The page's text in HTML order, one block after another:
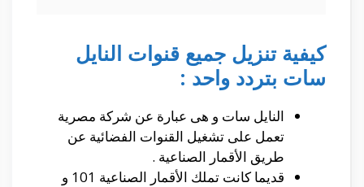
كيفية تنزيل جميع قنوات النايل
سات بتردد واحد :
النايل سات و هى عبارة عن شركة مصرية
تعمل على تشغيل القنوات الفضائية عن
طريق الأقمار الصناعية .
قديما كانت تملك الأقمار الصناعية 101 و